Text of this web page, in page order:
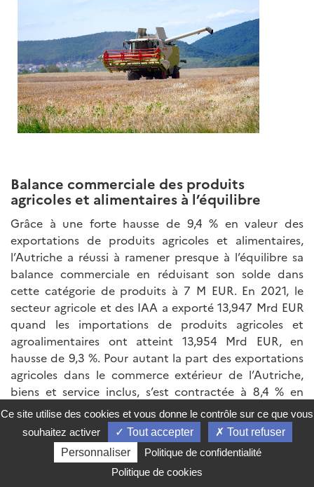
Balance commerciale des produits
agricoles et alimentaires à l’équilibre
Grâce à une forte hausse de 9,4 % en valeur des
exportations de produits agricoles et alimentaires,
l’Autriche a réussi à ramener presque à l’équilibre sa
balance commerciale en réduisant son solde dans
cette catégorie de produits à 7 M EUR. En 2021, le
secteur agricole et des IAA a exporté 13,947 Mrd EUR
quand les importations de produits agricoles et
agroalimentaires ont atteint 13,954 Mrd EUR, en
hausse de 9,3 %. Pour autant la part des exportations
agricoles dans le commerce extérieur de l’Autriche,
biens et service inclus, s’est contractée à 8,4 % en
valeur après avoir atteint 9,0 % en 2020. Parmi les
partenaires commerciaux de l’Autriche, l’Allemagne
reste largement en tête avec une part de 37,4 % des
exportations autrichiennes dans cette catégorie, soit
en valeur 5,2 Mrd EUR (en hausse de 11,8 % par rapport
Ce site utilise des cookies et vous donne le contrôle sur ce que vous
souhaitez activer
Tout accepter
Tout refuser
Personnaliser
Politique de confidentialité
Politique de cookies